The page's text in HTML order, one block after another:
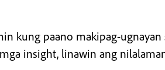
kung paano makipag-ugnayan
insight, linawin ang